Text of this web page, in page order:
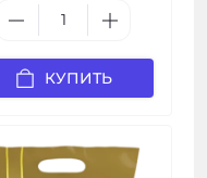
КУПИТЬ